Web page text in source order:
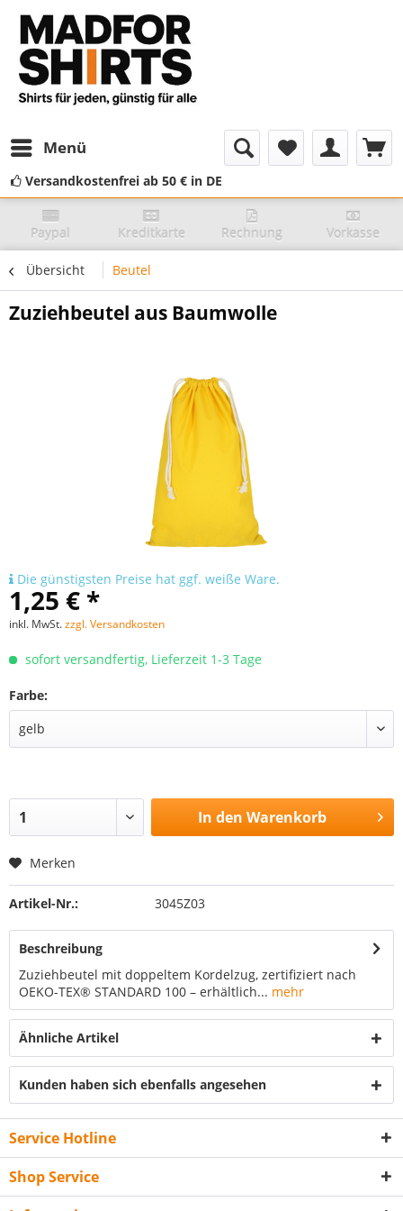
Menü
Versandkostenfrei ab 50 € in DE
Paypal Kreditkarte Rechnung Vorkasse
Übersicht Beutel
Zuziehbeutel aus Baumwolle
Die günstigsten Preise hat ggf. weiße Ware.
1,25 € *
inkl. MwSt.zzgl. Versandkosten
sofort versandfertig, Lieferzeit 1-3 Tage
Farbe:
In den Warenkorb
Merken
Artikel-Nr.: 3045Z03
Beschreibung
Zuziehbeutel mit doppeltem Kordelzug, zertifiziert nach
OEKO-TEX® STANDARD 100 – erhältlich... mehr
Ähnliche Artikel
Kunden haben sich ebenfalls angesehen
Service Hotline
Shop Service